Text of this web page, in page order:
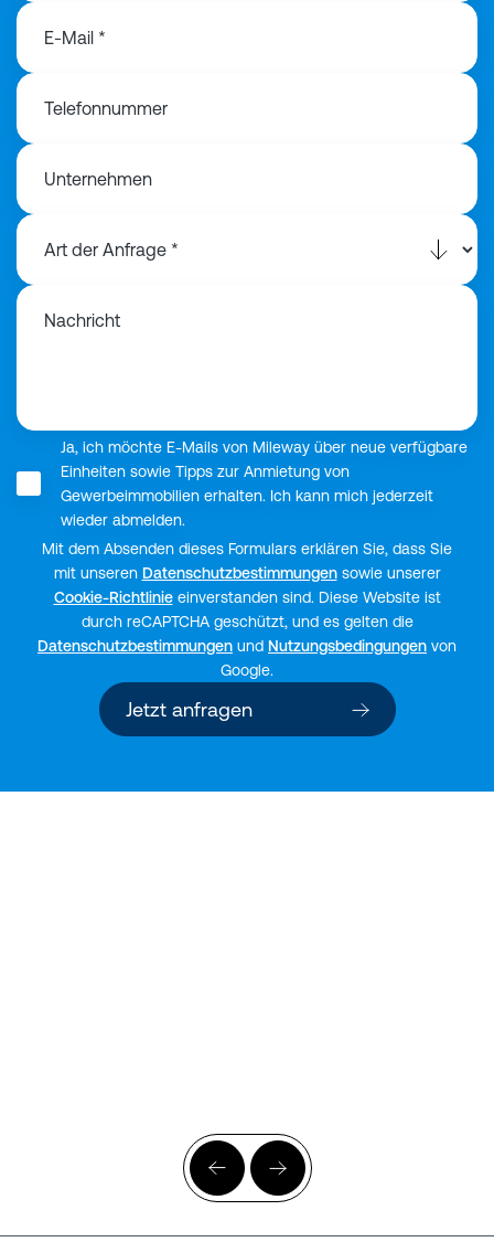
E-Mail *
Telefonnummer
Unternehmen
Nachricht
Ja, ich möchte E-Mails von Mileway über neue verfügbare
Einheiten sowie Tipps zur Anmietung von
Gewerbeimmobilien erhalten. Ich kann mich jederzeit
wieder abmelden.
Mit dem Absenden dieses Formulars erklären Sie, dass Sie
mit unseren Datenschutzbestimmungensowie unserer
Cookie-Richtlinieeinverstanden sind. Diese Website ist
durch reCAPTCHA geschützt, und es gelten die
Datenschutzbestimmungen und Nutzungsbedingungen von
Google.
Jetzt anfragen